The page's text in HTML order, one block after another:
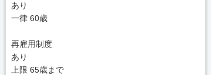
あり
一律 60歳
再雇用制度
あり
上限 65歳まで